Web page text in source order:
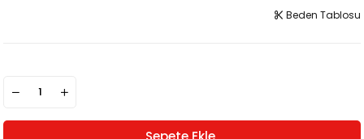
Beden Tablosu